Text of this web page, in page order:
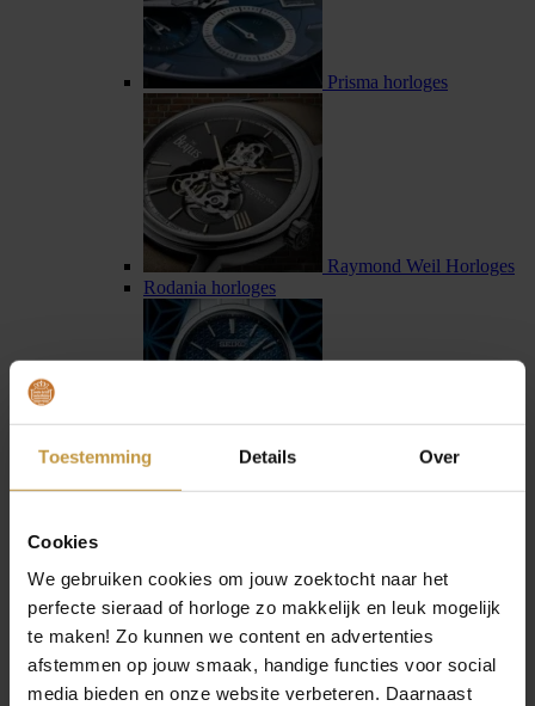
Toestemming Details Over
Cookies
We gebruiken cookies om jouw zoektocht naar het
perfecte sieraad of horloge zo makkelijk en leuk mogelijk
te maken! Zo kunnen we content en advertenties
afstemmen op jouw smaak, handige functies voor social
media bieden en onze website verbeteren. Daarnaast
Prisma horloges
Raymond Weil Horloges
Rodania horloges
Seiko Astron horloges
Sternglas horloges